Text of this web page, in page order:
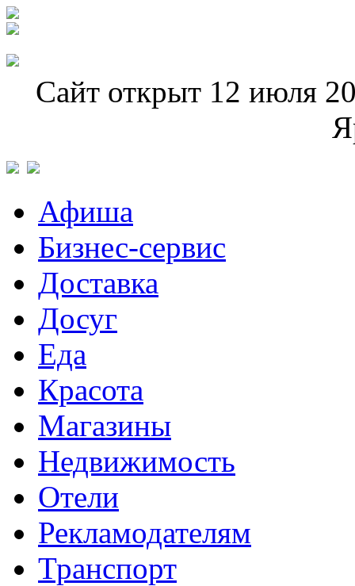
Сайт открыт 12 июля
Афиша
Бизнес-сервис
Доставка
Досуг
Еда
Красота
Магазины
Недвижимость
Отели
Рекламодателям
Транспорт